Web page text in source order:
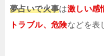
夢占いで火事は激しい感
トラブル、危険などを表